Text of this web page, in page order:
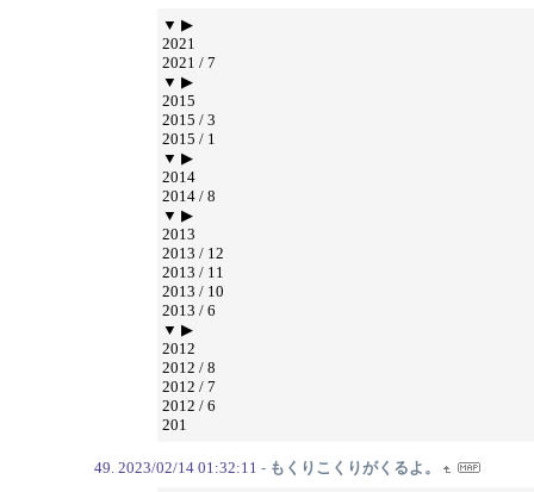
▼ ▶
2021
2021 / 7
▼ ▶
2015
2015 / 3
2015 / 1
▼ ▶
2014
2014 / 8
▼ ▶
2013
2013 / 12
2013 / 11
2013 / 10
2013 / 6
▼ ▶
2012
2012 / 8
2012 / 7
2012 / 6
201
2023/02/14 01:32:11 - もくりこくりがくるよ。